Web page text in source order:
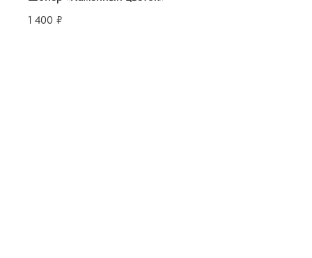
1 400 ₽